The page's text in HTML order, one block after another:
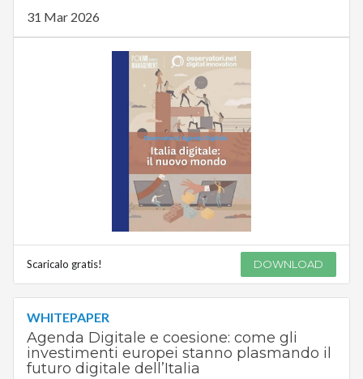
31 Mar 2026
Scaricalo gratis! DOWNLOAD
WHITEPAPER
Agenda Digitale e coesione: come gli
investimenti europei stanno plasmando il
futuro digitale dell’Italia